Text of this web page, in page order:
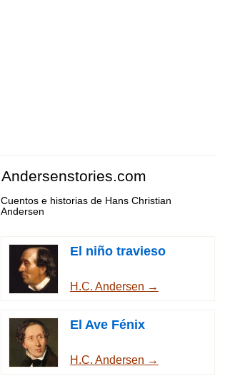
Andersenstories.com
Cuentos e historias de Hans Christian
Andersen
El niño travieso
H.C. Andersen →
El Ave Fénix
H.C. Andersen →